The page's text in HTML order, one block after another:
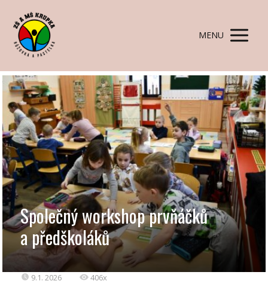
MENU
Společný workshop prvňáčků
a předškoláků
9.1. 2026 406x